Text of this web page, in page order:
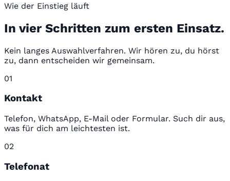
Wie der Einstieg läuft
In vier Schritten zum ersten Einsatz.
Kein langes Auswahlverfahren. Wir hören zu, du hörst
zu, dann entscheiden wir gemeinsam.
01
Kontakt
Telefon, WhatsApp, E-Mail oder Formular. Such dir aus,
was für dich am leichtesten ist.
02
Telefonat